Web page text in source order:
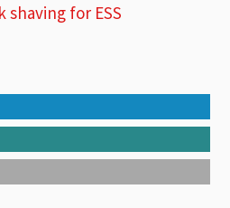
shaving for ESS